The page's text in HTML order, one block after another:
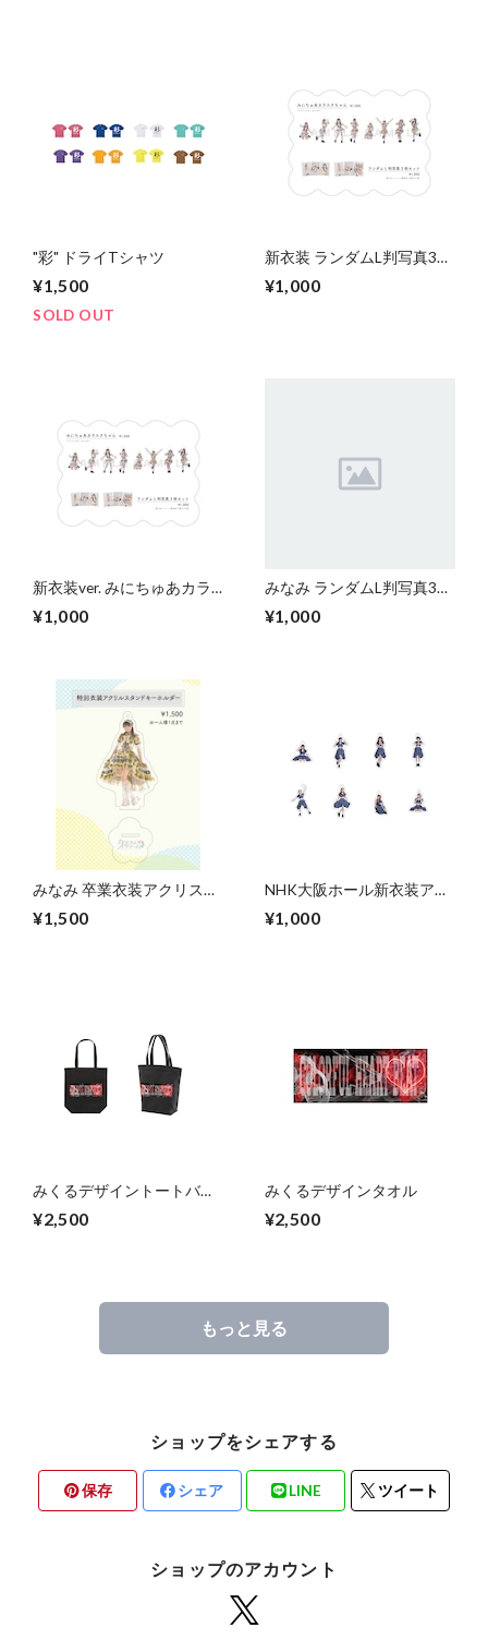
"彩" ドライTシャツ
¥1,500
SOLD OUT
新衣装 ランダムL判写真3枚
¥1,000
新衣装ver. みにちゅあカラ
¥1,000
みなみ ランダムL判写真3枚
¥1,000
みなみ 卒業衣装アクリスタ
¥1,500
NHK大阪ホール新衣装アク
¥1,000
みくるデザイントートバッ
¥2,500
みくるデザインタオル
¥2,500
もっと見る
ショップをシェアする
保存 シェア LINE ツイート
ショップのアカウント